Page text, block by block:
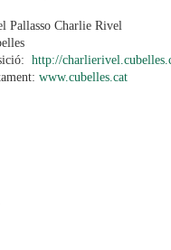
Pallasso Charlie Rivel
http://
www.cubelles.cat